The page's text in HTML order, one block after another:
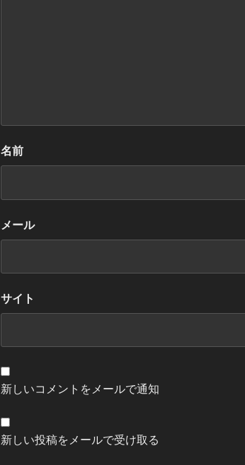
名前
メール
サイト
新しいコメントをメールで通知
新しい投稿をメールで受け取る